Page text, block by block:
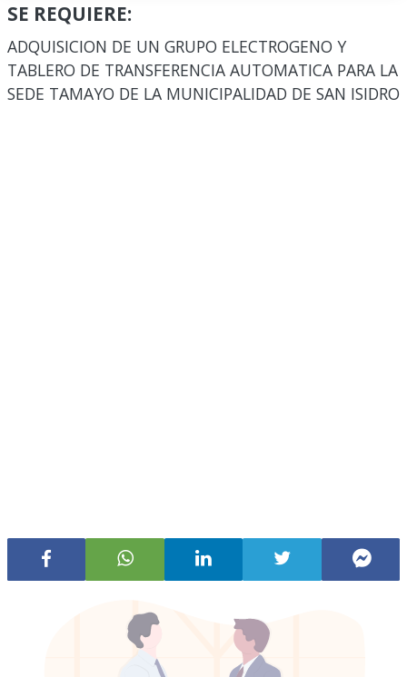
SE REQUIERE:
ADQUISICION DE UN GRUPO ELECTROGENO Y
TABLERO DE TRANSFERENCIA AUTOMATICA PARA LA
SEDE TAMAYO DE LA MUNICIPALIDAD DE SAN ISIDRO